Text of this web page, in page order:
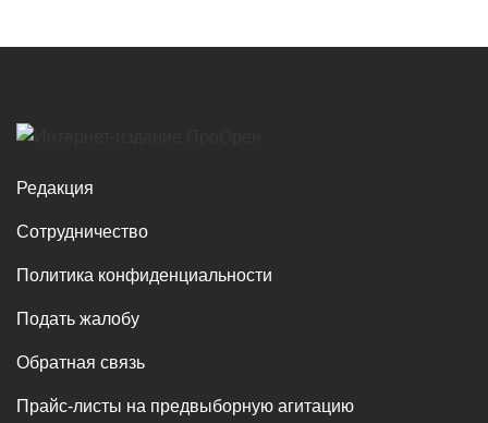
Редакция
Сотрудничество
Политика конфиденциальности
Подать жалобу
Обратная связь
Прайс-листы на предвыборную агитацию